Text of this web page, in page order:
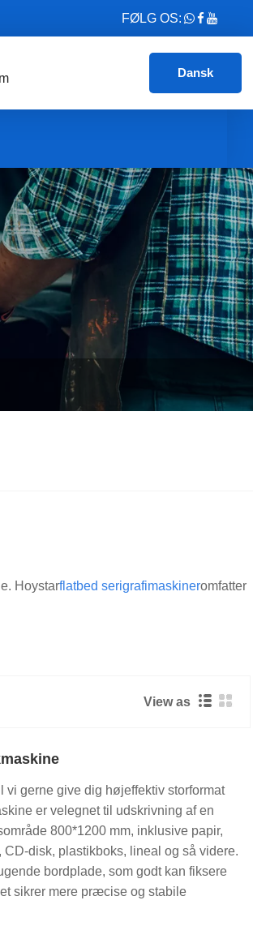
FØLG OS:
Dansk
Hoystarflatbed serigrafimaskineromfatter
View as
gerne give dig højeffektiv storformat
er velegnet til udskrivning af en
800*1200 mm, inklusive papir,
CD-disk, plastikboks, lineal og så videre.
bordplade, som godt kan fiksere
sikrer mere præcise og stabile